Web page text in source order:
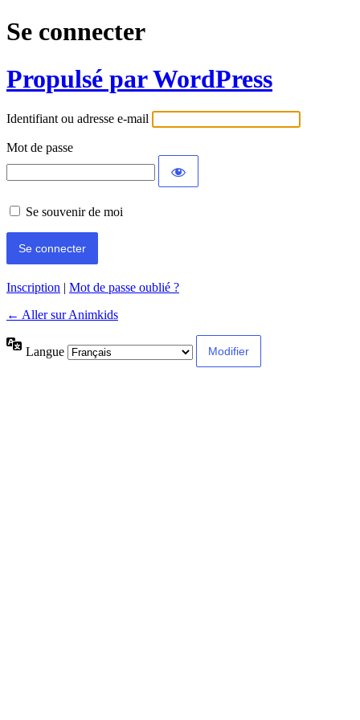
Se connecter
Propulsé par WordPress
Identifiant ou adresse e-mail
Mot de passe
Se souvenir de moi
Inscription | Mot de passe oublié ?
← Aller sur Animkids
Langue